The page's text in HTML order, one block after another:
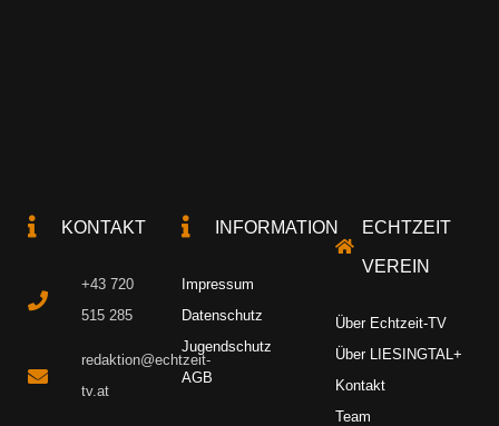
KONTAKT
+43 720
515 285
redaktion@echtzeit-
tv.at
INFORMATION
Impressum
Datenschutz
Jugendschutz
AGB
ECHTZEIT
VEREIN
Über Echtzeit-TV
Über LIESINGTAL+
Kontakt
Team